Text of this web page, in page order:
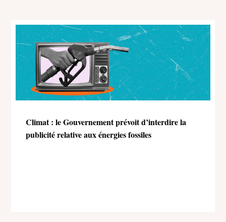
Climat : le Gouvernement prévoit d’interdire la
publicité relative aux énergies fossiles